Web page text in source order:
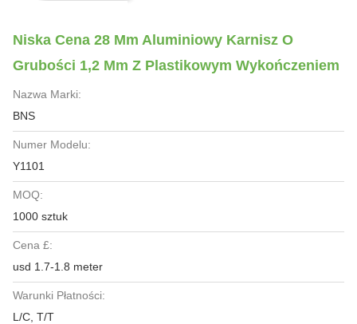
Niska Cena 28 Mm Aluminiowy Karnisz O
Grubości 1,2 Mm Z Plastikowym Wykończeniem
Nazwa Marki:
BNS
Numer Modelu:
Y1101
MOQ:
1000 sztuk
Cena £:
usd 1.7-1.8 meter
Warunki Płatności:
L/C, T/T